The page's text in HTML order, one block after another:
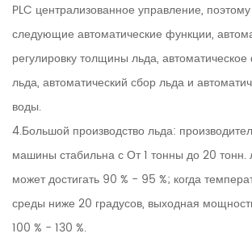
PLC централизованное управление,
следующие автоматические функции,
регулировку толщины льда,
льда, автоматический сбор льда и
воды.
4.Большой производство льда:
машины стабильна с От 1 тонны до 20 тонн.
может достигать 90 % - 95 %; когда
среды ниже 20 градусов, выходная
100 % - 130 %.